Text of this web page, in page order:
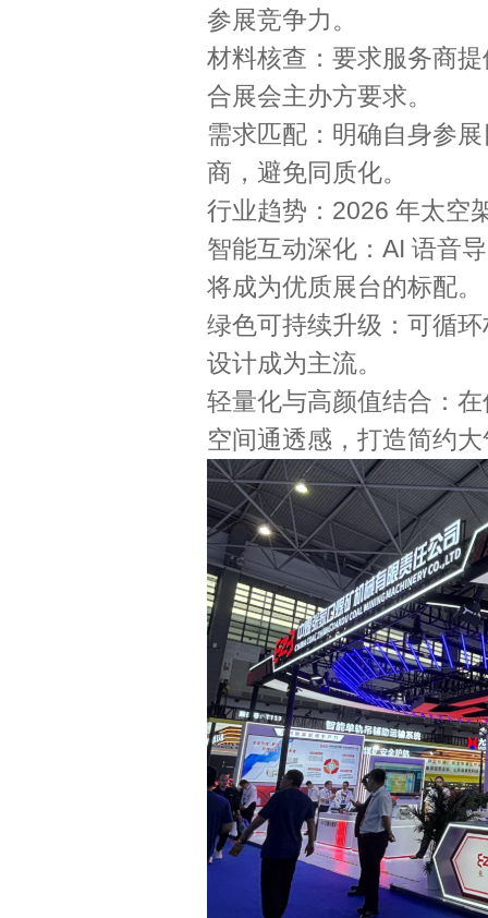
参展竞争力。
材料核查：要求服务商
合展会主办方要求。
需求匹配：明确自身参
商，避免同质化。
行业趋势：2026 年太空
智能互动深化：AI 语音
将成为优质展台的标配。
绿色可持续升级：可循
设计成为主流。
轻量化与高颜值结合：
空间通透感，打造简约